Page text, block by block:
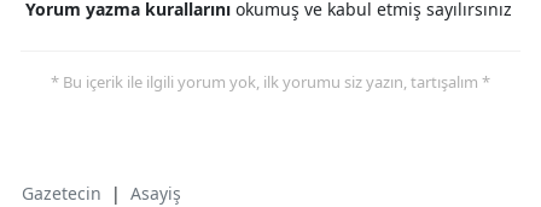
Yorum yazma kurallarını okumuş ve kabul etmiş sayılırsınız
* Bu içerik ile ilgili yorum yok, ilk yorumu siz yazın, tartışalım *
Gazetecin | Asayiş